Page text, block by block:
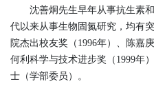
沈善炯先生早年从事抗生素和
代以来从事生物固氮研究，均有
院杰出校友奖（1996年）、陈嘉
何利科学与技术进步奖（1999年
士（学部委员）。